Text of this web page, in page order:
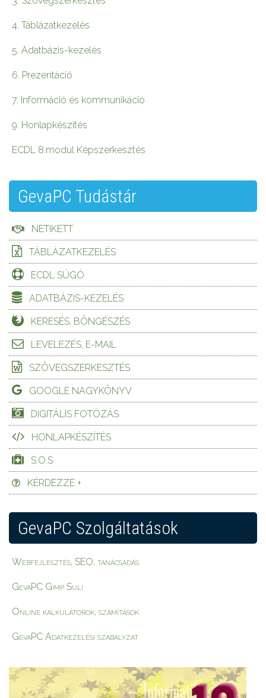
4. Táblázatkezelés
5. Adatbázis-kezelés
6. Prezentáció
7. Információ és kommunikáció
9. Honlapkészítés
ECDL 8.modul Képszerkesztés
GevaPC Tudástár
NETIKETT
TÁBLÁZATKEZELÉS
ECDL SÚGÓ
ADATBÁZIS-KEZELÉS
KERESÉS, BÖNGÉSZÉS
LEVELEZÉS, E-MAIL
SZÖVEGSZERKESZTÉS
GOOGLE NAGYKÖNYV
DIGITÁLIS FOTÓZÁS
HONLAPKÉSZÍTÉS
S.O.S
KÉRDEZZE +
GevaPC Szolgáltatások
Webfejlesztés, SEO, tanácsadás
GevaPC Gimp Suli
Online kalkulátorok, számítások
GevaPC Adatkezelési szabályzat